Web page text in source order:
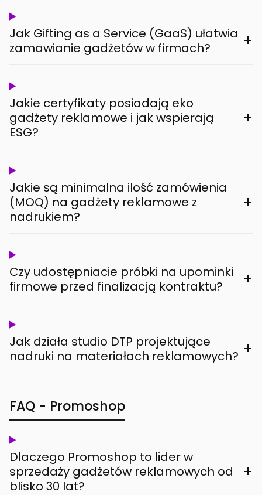
Jak Gifting as a Service (GaaS) ułatwia
zamawianie gadżetów w firmach?
+
Jakie certyfikaty posiadają eko
gadżety reklamowe i jak wspierają
ESG?
+
Jakie są minimalna ilość zamówienia
(MOQ) na gadżety reklamowe z
nadrukiem?
+
Czy udostępniacie próbki na upominki
firmowe przed finalizacją kontraktu?
+
Jak działa studio DTP projektujące
nadruki na materiałach reklamowych? +
FAQ - Promoshop
Dlaczego Promoshop to lider w
sprzedaży gadżetów reklamowych od
blisko 30 lat?
+